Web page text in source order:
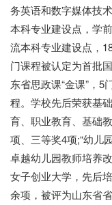
务英语和数字媒体技
本科专业建设点，学
流本科专业建设点，
门课程被认定为首批
东省思政课“金课”，
程。学校先后荣获基
育、职业教育、基础
项、三等奖4项;“幼儿
卓越幼儿园教师培养
女子创业大学，先后
余项，被评为山东省